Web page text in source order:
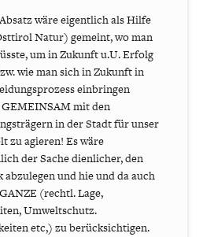
wäre eigentlich als Hilfe
Natur) gemeint, wo man
um in Zukunft u.U. Erfolg
wie man sich in Zukunft in
einbringen
mit den
in der Stadt für unser
zu agieren! Es wäre
der Sache dienlicher, den
und hie und da auch
(rechtl. Lage,
Umweltschutz.
etc,) zu berücksichtigen.